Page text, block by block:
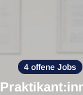
4 offene Jobs